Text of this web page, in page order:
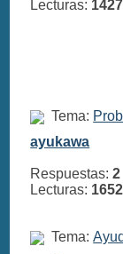
Lecturas: 1427
Tema:
ayukawa
Respuestas:2
Lecturas: 1652
Tema: